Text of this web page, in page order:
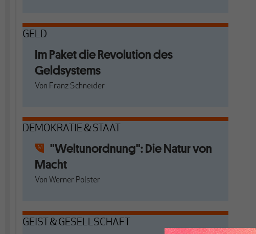
GELD
Im Paket die Revolution des
Geldsystems
Von Franz Schneider
DEMOKRATIE & STAAT
"Weltunordnung": Die Natur von
Macht
Von Werner Polster
GEIST & GESELLSCHAFT